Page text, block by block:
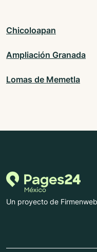
Chicoloapan
Ampliación Granada
Lomas de Memetla
Un proyecto de